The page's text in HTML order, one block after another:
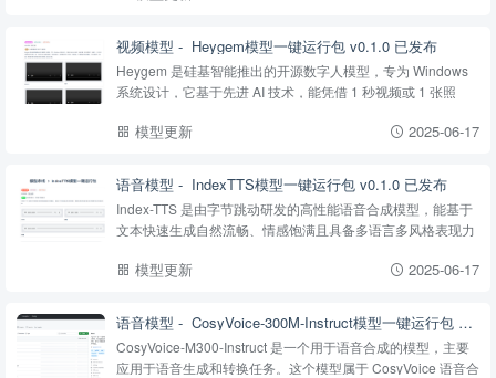
视频模型 - ‌ Heygem模型一键运行包 v0.1.0 已发布
Heygem 是硅基智能推出的开源数字人模型，专为 Windows
系统设计，它基于先进 AI 技术，能凭借 1 秒视频或 1 张照
持多语言、多表情动作及 100% 口型匹配，全...
模型更新 2025-06-17
语音模型 - ‌ IndexTTS模型一键运行包 v0.1.0 已发布
Index-TTS 是由字节跳动研发的高性能语音合成模型，能基于
文本快速生成自然流畅、情感饱满且具备多语言多风格表现力
模型更新 2025-06-17
语音模型 - ‌ CosyVoice-300M-Instruct模型一键运行包 v0.3.0 已发布
CosyVoice-M300-Instruct 是一个用于语音合成的模型，主要
应用于语音生成和转换任务。这个模型属于 CosyVoice 语音合